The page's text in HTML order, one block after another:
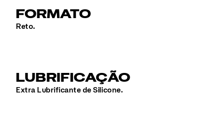
FORMATO
Reto.
LUBRIFICAÇÃO
Extra Lubrificante de Silicone.